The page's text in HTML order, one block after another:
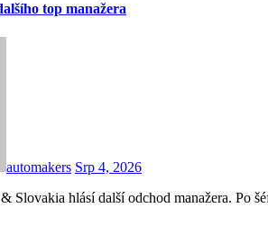
top manažera
automakers Srp 4, 2026